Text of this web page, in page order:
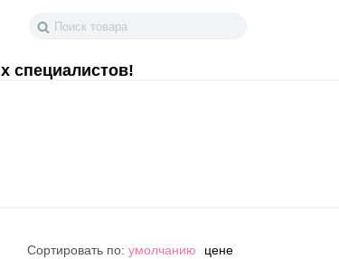
специалистов!
Сортировать по: умолчанию
цене